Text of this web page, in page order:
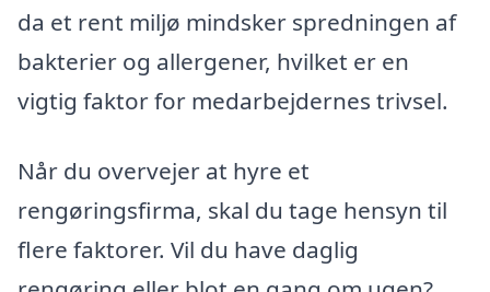
da et rent miljø mindsker spredningen af
bakterier og allergener, hvilket er en
vigtig faktor for medarbejdernes trivsel.
Når du overvejer at hyre et
rengøringsfirma, skal du tage hensyn til
flere faktorer. Vil du have daglig